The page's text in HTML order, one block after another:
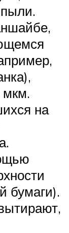
мкм.
на
бумаги).